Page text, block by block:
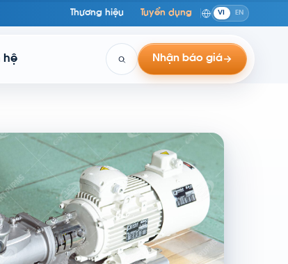
Thương hiệu Tuyển dụng VI EN
hệ Nhận báo giá